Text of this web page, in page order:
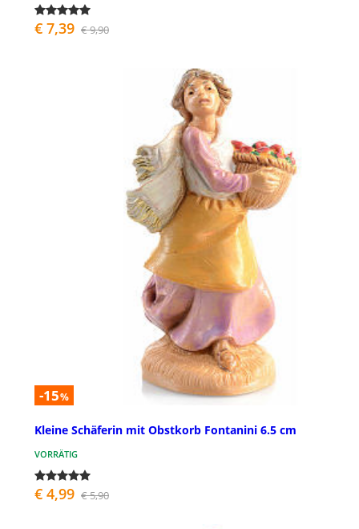
€ 7,39 € 9,90
-15%
Kleine Schäferin mit Obstkorb Fontanini 6.5 cm
VORRÄTIG
€ 4,99 € 5,90